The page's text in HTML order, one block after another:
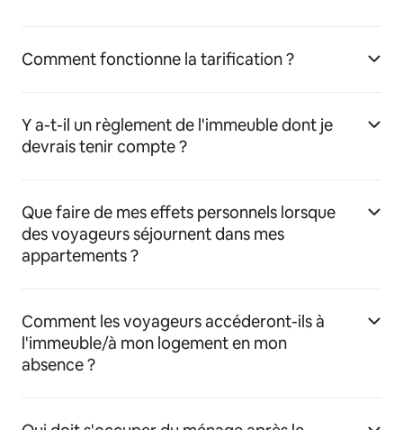
Comment fonctionne la tarification ?
Y a-t-il un règlement de l'immeuble dont je
devrais tenir compte ?
Que faire de mes effets personnels lorsque
des voyageurs séjournent dans mes
appartements ?
Comment les voyageurs accéderont-ils à
l'immeuble/à mon logement en mon
absence ?